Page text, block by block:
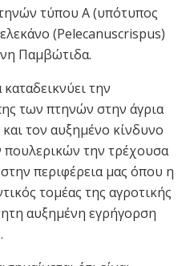
τύπου Α (υπότυπος
(Pelecanuscrispus)
Παμβώτιδα.
την
των πτηνών στην άγρια
τον αυξημένο κίνδυνο
την τρέχουσα
περιφέρεια μας όπου η
τομέας της αγροτικής
αυξημένη εγρήγορση